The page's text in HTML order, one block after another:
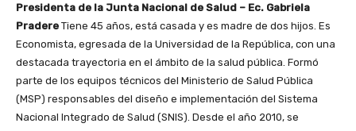
Presidenta de la Junta Nacional de Salud – Ec. Gabriela
Pradere Tiene 45 años, está casada y es madre de dos hijos. Es
Economista, egresada de la Universidad de la República, con una
destacada trayectoria en el ámbito de la salud pública. Formó
parte de los equipos técnicos del Ministerio de Salud Pública
(MSP) responsables del diseño e implementación del Sistema
Nacional Integrado de Salud (SNIS). Desde el año 2010, se